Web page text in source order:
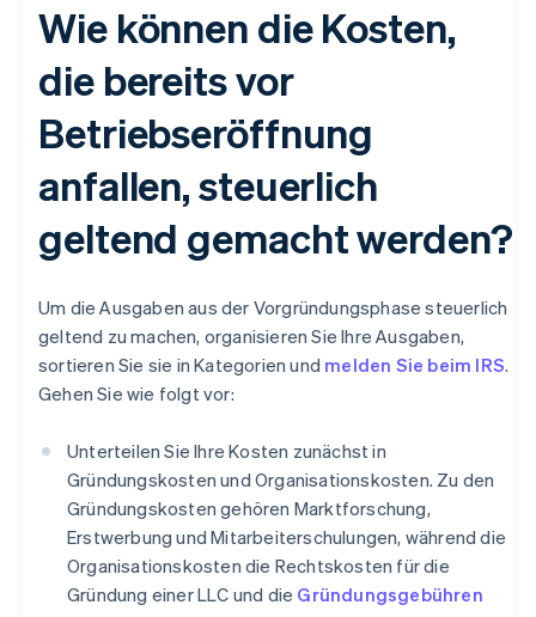
Wie können die Kosten,
die bereits vor
Betriebseröffnung
anfallen, steuerlich
geltend gemacht werden?
Um die Ausgaben aus der Vorgründungsphase steuerlich
geltend zu machen, organisieren Sie Ihre Ausgaben,
sortieren Sie sie in Kategorien und melden Sie beim IRS.
Gehen Sie wie folgt vor:
Unterteilen Sie Ihre Kosten zunächst in
Gründungskosten und Organisationskosten. Zu den
Gründungskosten gehören Marktforschung,
Erstwerbung und Mitarbeiterschulungen, während die
Organisationskosten die Rechtskosten für die
Gründung einer LLC und die Gründungsgebühren